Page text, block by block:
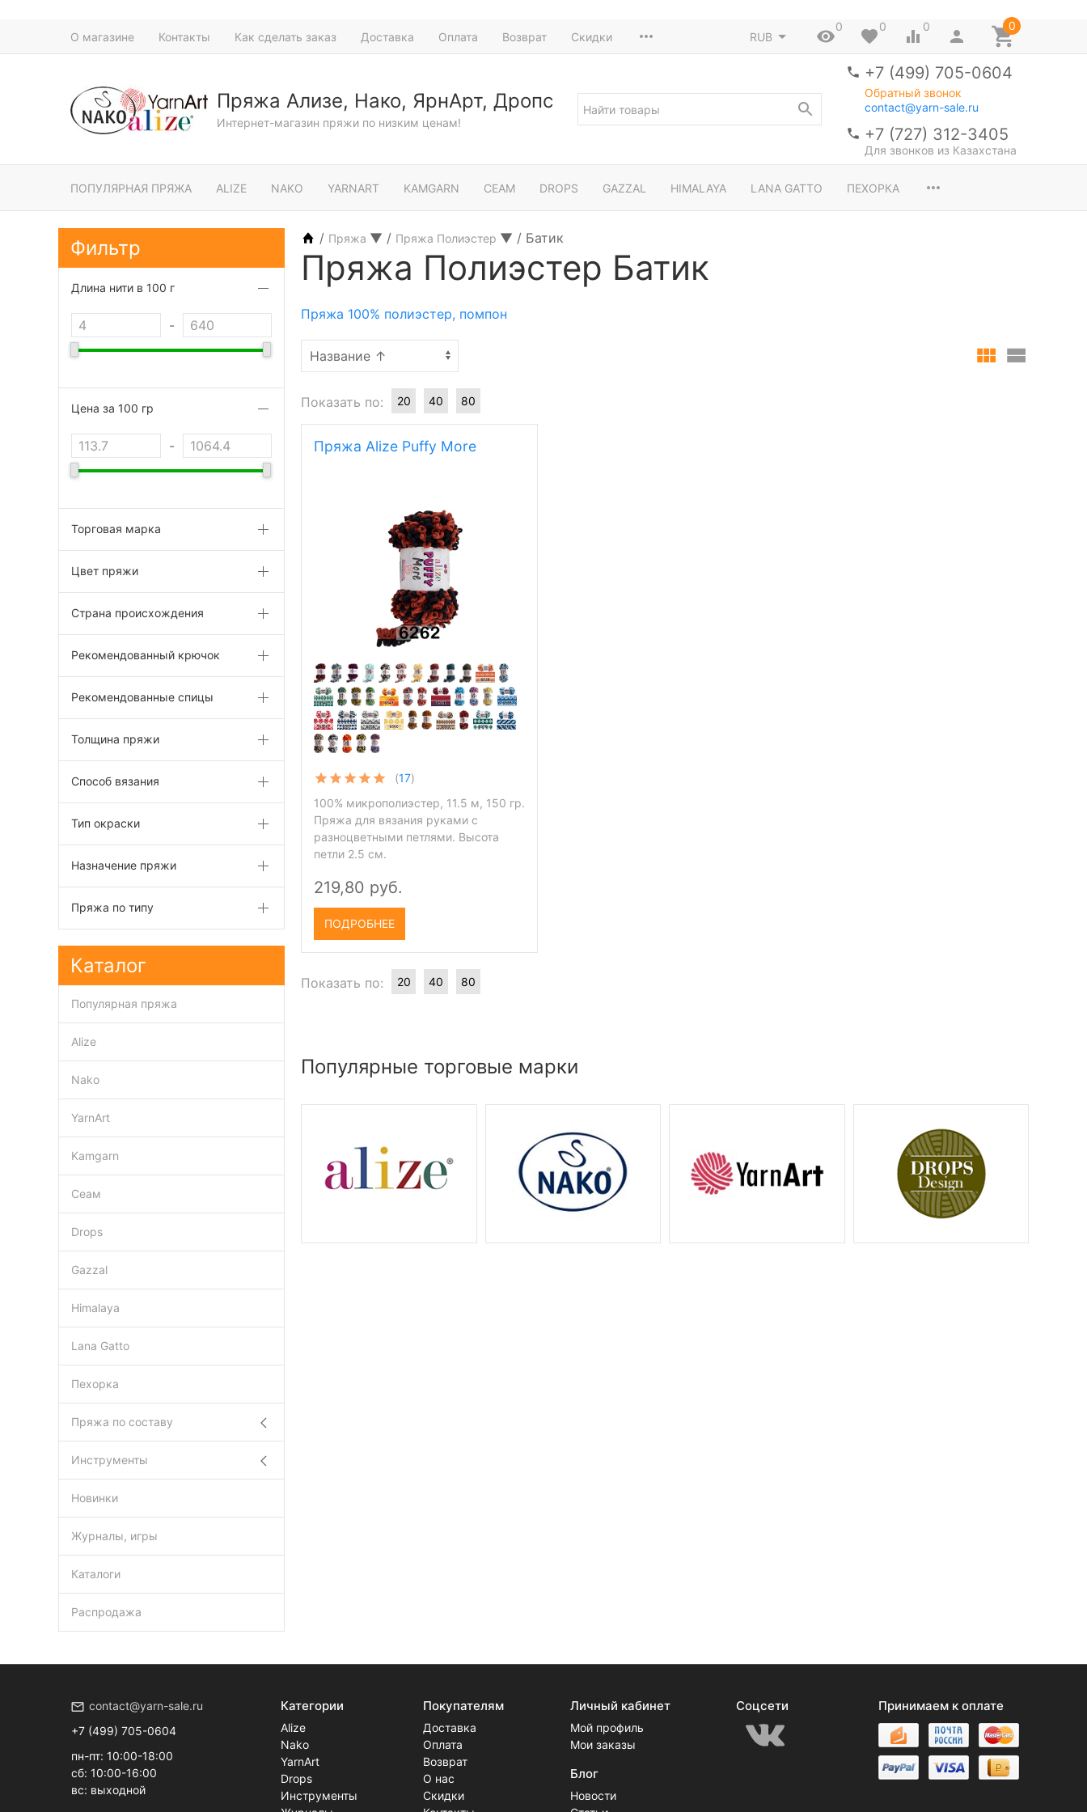
О магазине Контакты Как сделать заказ Доставка Оплата Возврат Скидки RUB
0 0 0 0
Пряжа Ализе, Нако, ЯрнАрт, Дропс
Интернет-магазин пряжи по низким ценам!
+7 (499) 705-0604
Обратный звонок
contact@yarn-sale.ru
+7 (727) 312-3405
Для звонков из Казахстана
ПОПУЛЯРНАЯ ПРЯЖА ALIZE NAKO YARNART KAMGARN СЕАМ DROPS GAZZAL HIMALAYA LANA GATTO ПЕХОРКА
/ Пряжа ▼ / Пряжа Полиэстер ▼ / Батик
Пряжа Полиэстер Батик
Пряжа 100% полиэстер, помпон
Показать по: 20 40 80
Пряжа Alize Puffy More
(17)
100% микрополиэстер, 11.5 м, 150 гр.
Пряжа для вязания руками с
разноцветными петлями. Высота
петли 2.5 см.
219,80 руб.
ПОДРОБНЕЕ
Показать по: 20 40 80
Популярные торговые марки
Фильтр
Длина нити в 100 г
-
Цена за 100 гр
-
Торговая марка
Цвет пряжи
Страна происхождения
Рекомендованный крючок
Рекомендованные спицы
Толщина пряжи
Способ вязания
Тип окраски
Назначение пряжи
Пряжа по типу
Каталог
Популярная пряжа
Alize
Nako
YarnArt
Kamgarn
Сеам
Drops
Gazzal
Himalaya
Lana Gatto
Пехорка
Пряжа по составу
Инструменты
Новинки
Журналы, игры
Каталоги
Распродажа
contact@yarn-sale.ru
+7 (499) 705-0604
пн-пт: 10:00-18:00
сб: 10:00-16:00
вс: выходной
Категории
Alize
Nako
YarnArt
Drops
Инструменты
Покупателям
Доставка
Оплата
Возврат
О нас
Скидки
Личный кабинет
Мой профиль
Мои заказы
Блог
Новости
Соцсети Принимаем к оплате